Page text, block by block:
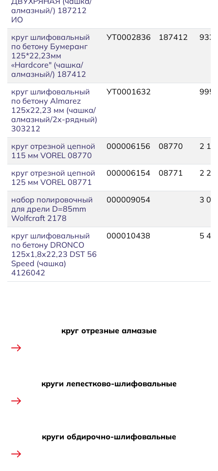
алмазный/) 187212
ИО
круг шлифовальный
по бетону Бумеранг
125*22,23мм
«Hardcore" (чашка/
алмазный/) 187412
УТ0002836 187412 933
круг шлифовальный
по бетону Almarez
125х22,23 мм (чашка/
алмазный/2х-рядный)
303212
УТ0001632
круг отрезной цепной
115 мм VOREL 08770
000006156 08770 2
круг отрезной цепной
125 мм VOREL 08771
000006154 08771 2
набор полировочный
для дрели D=85mm
Wolfcraft 2178
000009054 3
круг шлифовальный
по бетону DRONCO
125x1,8x22,23 DST 56
Speed (чашка)
4126042
000010438 5
круг отрезные алмазые
круги лепестково-шлифовальные
круги обдирочно-шлифовальные